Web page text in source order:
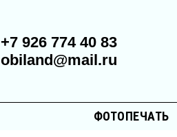
+7 926 774 40 83
obiland@mail.ru
ФОТОПЕЧАТЬ